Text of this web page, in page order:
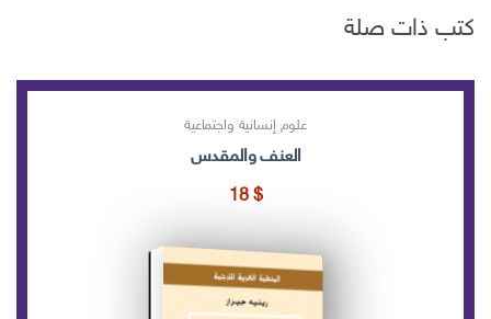
كتب ذات صلة
علوم إنسانية واجتماعية
العنف والمقدس
18 $